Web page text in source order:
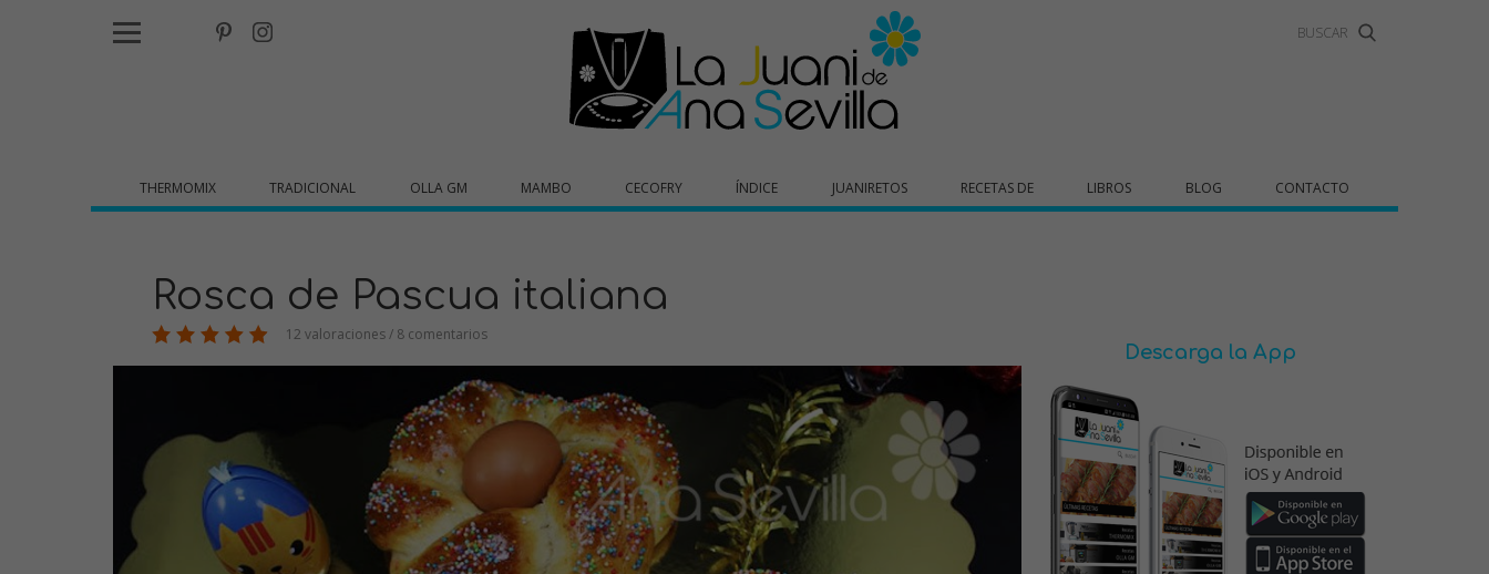
THERMOMIX TRADICIONAL OLLA GM MAMBO CECOFRY ÍNDICE JUANIRETOS RECETAS DE LIBROS BLOG CONTACTO
Rosca de Pascua italiana
12 valoraciones / 8 comentarios
Descarga la App